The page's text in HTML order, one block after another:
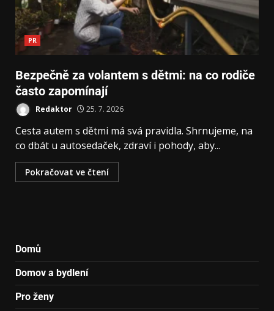
PR
Bezpečně za volantem s dětmi: na co rodiče
často zapomínají
Redaktor 25. 7. 2026
Cesta autem s dětmi má svá pravidla. Shrnujeme, na
co dbát u autosedaček, zdraví i pohody, aby...
Pokračovat ve čtení
Domů
Domov a bydlení
Pro ženy